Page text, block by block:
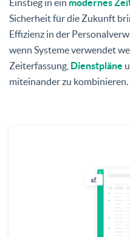
Einstieg in ein modernes
Sicherheit für die Zukunft
Effizienz in der
wenn Systeme verwendet
Zeiterfassung, Dienstpläne
miteinander zu kombinieren.